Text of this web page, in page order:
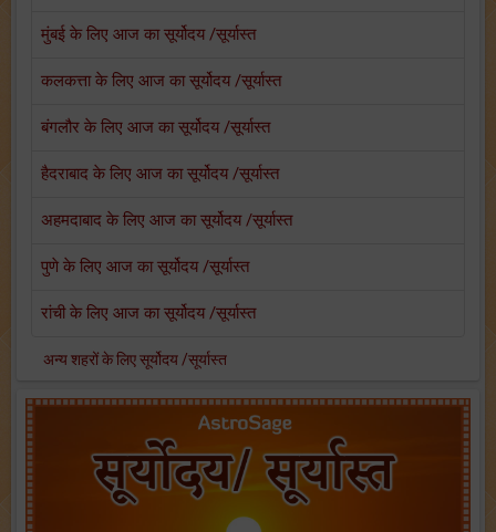
मुंबई के लिए आज का सूर्योदय /सूर्यास्त
कलकत्ता के लिए आज का सूर्योदय /सूर्यास्त
बंगलौर के लिए आज का सूर्योदय /सूर्यास्त
हैदराबाद के लिए आज का सूर्योदय /सूर्यास्त
अहमदाबाद के लिए आज का सूर्योदय /सूर्यास्त
पुणे के लिए आज का सूर्योदय /सूर्यास्त
रांची के लिए आज का सूर्योदय /सूर्यास्त
अन्य शहरों के लिए सूर्योदय /सूर्यास्त